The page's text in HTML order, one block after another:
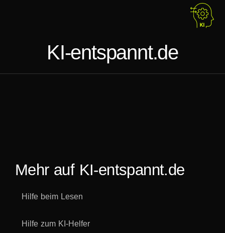
KI-entspannt.de
Mehr auf KI-entspannt.de
Hilfe beim Lesen
Hilfe zum KI-Helfer